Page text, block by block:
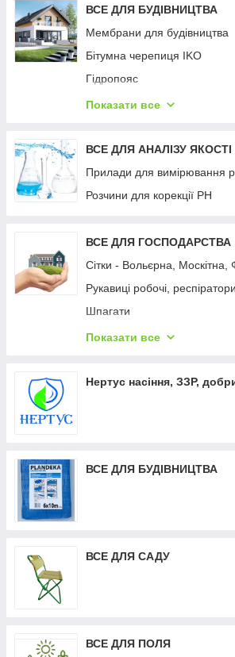
Шпалерна сітка (для
квасолі, квітів)
Фарба для теплиць
Плівка для теплиць
ВСЕ ДЛЯ БУДІВНИЦТВА
Мембрани для будівництва
Бітумна черепиця IKO
Гідропояс
Бітумна гідроізоляційна
Цементно стружкова плита
Геотекстиль TYPAR
Геотекстиль АМТ
Сталеві панельні радіатори
Показати все
ВСЕ ДЛЯ АНАЛІЗУ
Прилади для вимірювання
Розчини для корекції РН
ВСЕ ДЛЯ ГОСПОДАРСТВА
Сітки - Вольєрна, Москітна,
Рукавиці робочі,
Шпагати
Засоби від побутових комах
Показати все
Нертус насіння, ЗЗР,
ВСЕ ДЛЯ БУДІВНИЦТВА
ВСЕ ДЛЯ САДУ
ВСЕ ДЛЯ ПОЛЯ